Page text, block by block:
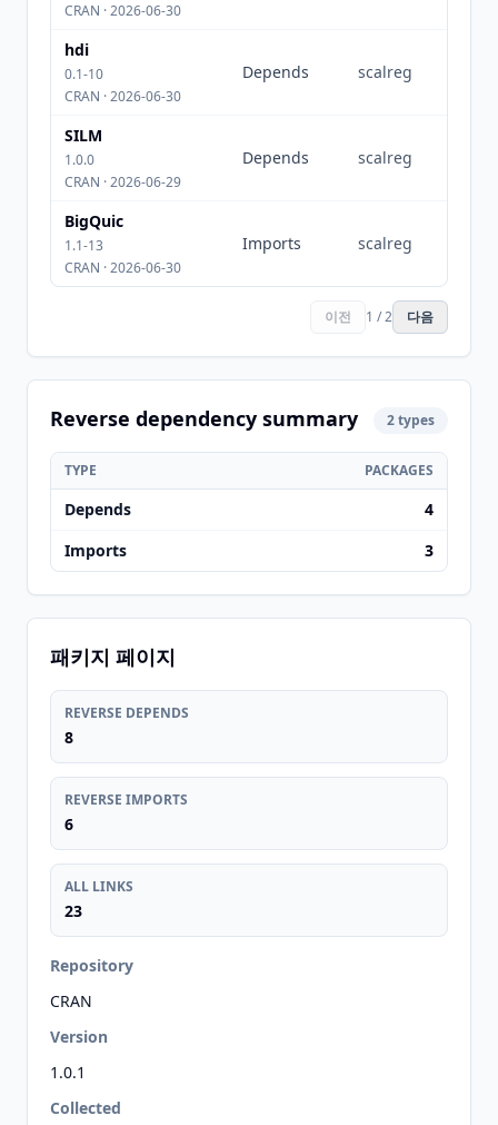
CRAN · 2026-06-30
hdi
0.1-10
CRAN · 2026-06-30
Depends scalreg
SILM
1.0.0
CRAN · 2026-06-29
Depends scalreg
BigQuic
1.1-13
CRAN · 2026-06-30
Imports scalreg
이전 1 / 2 다음
Reverse dependency summary 2 types
TYPE PACKAGES
Depends
4
Imports
3
패키지 페이지
REVERSE DEPENDS
8
REVERSE IMPORTS
6
ALL LINKS
23
Repository
CRAN
Version
1.0.1
Collected